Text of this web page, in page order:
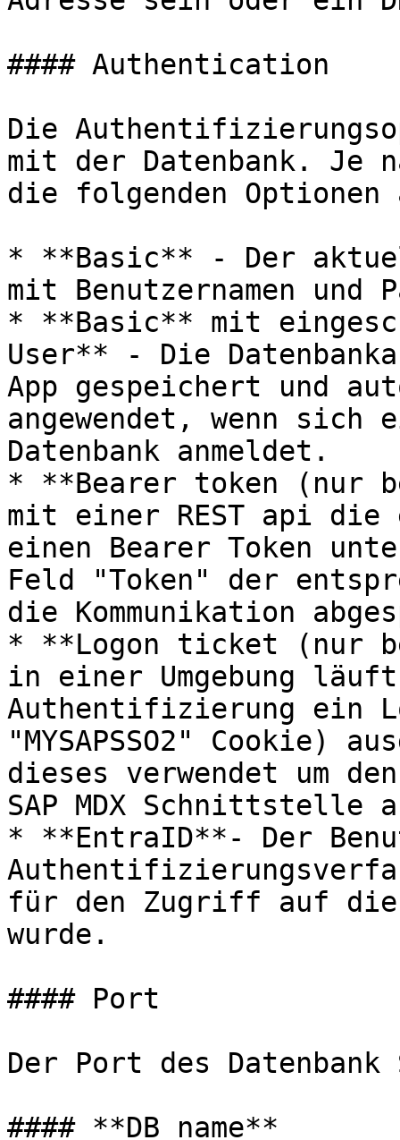
#### Authentication
Die
mit der Datenbank. Je
die folgenden Optionen
* **Basic** - Der
mit Benutzernamen und
* **Basic** mit
User** - Die
App gespeichert und
angewendet, wenn
Datenbank anmeldet.
* **Bearer token (nur
mit einer REST api
einen Bearer Token
Feld "Token" der
die Kommunikation
* **Logon ticket (nur
in einer Umgebung
Authentifizierung ein
"MYSAPSSO2"
dieses verwendet um
SAP MDX Schnittstelle
* **EntraID**- Der
für den Zugriff auf die
wurde.
#### Port
Der Port des Datenbank
#### **DB name**